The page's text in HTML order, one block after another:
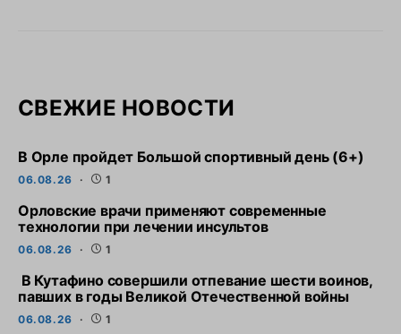
СВЕЖИЕ НОВОСТИ
В Орле пройдет Большой спортивный день (6+)
06.08.26 1
Орловские врачи применяют современные
технологии при лечении инсультов
06.08.26 1
В Кутафино совершили отпевание шести воинов,
павших в годы Великой Отечественной войны
06.08.26 1